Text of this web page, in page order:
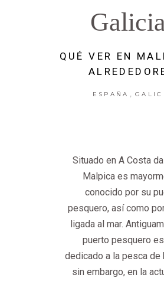
QUÉ VER EN
ESPAÑA
Situado en A Costa
Malpica es
conocido por su
pesquero, así como
ligada al mar.
puerto pesquero
dedicado a la pesca de
sin embargo, en la